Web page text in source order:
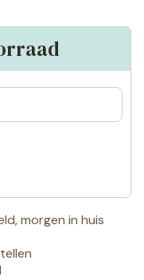
morgen in huis